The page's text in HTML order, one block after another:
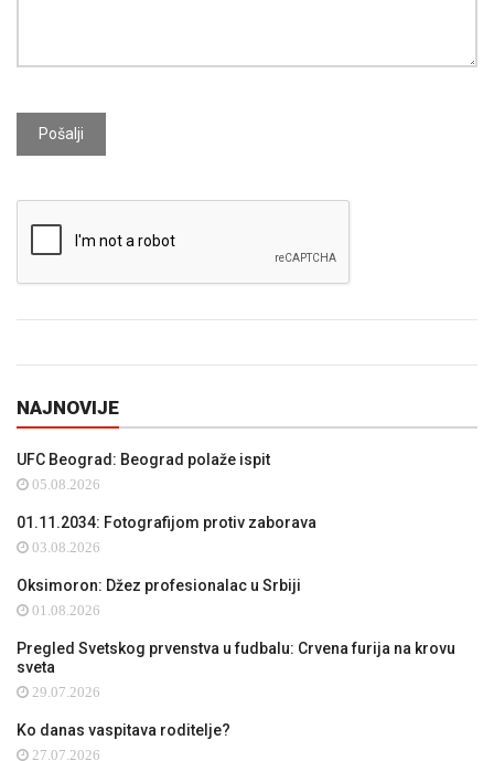
Pošalji
NAJNOVIJE
UFC Beograd: Beograd polaže ispit
05.08.2026
01.11.2034: Fotografijom protiv zaborava
03.08.2026
Oksimoron: Džez profesionalac u Srbiji
01.08.2026
Pregled Svetskog prvenstva u fudbalu: Crvena furija na krovu
sveta
29.07.2026
Ko danas vaspitava roditelje?
27.07.2026